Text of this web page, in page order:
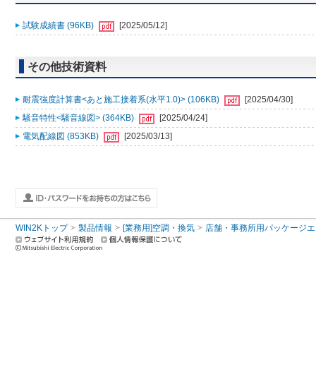
試験成績書 (96KB) [2025/05/12]
その他技術資料
耐震強度計算書<あと施工接着系(水平1.0)> (106KB)
[2025/04/30]
騒音特性<騒音線図> (364KB)
[2025/04/24]
電気配線図 (853KB)
[2025/03/13]
WIN2Kトップ 製品情報 [業務用]空調・換気 店舗・事務所用パッケージ